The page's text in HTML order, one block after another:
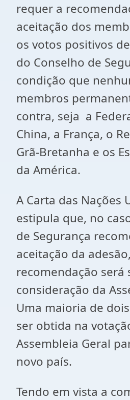
requer a
aceitação dos
os votos positivos
do Conselho de
condição que
membros
contra, seja a
China, a França, o
Grã-Bretanha e os
da América.
A Carta das Nações
estipula que, no
de Segurança
aceitação da
recomendação será
consideração da
Uma maioria de
ser obtida na
Assembleia Geral
novo país.
Tendo em vista a